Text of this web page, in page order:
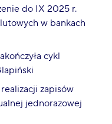
do IX 2025 r.
w bankach
cykl
zapisów
jednorazowej